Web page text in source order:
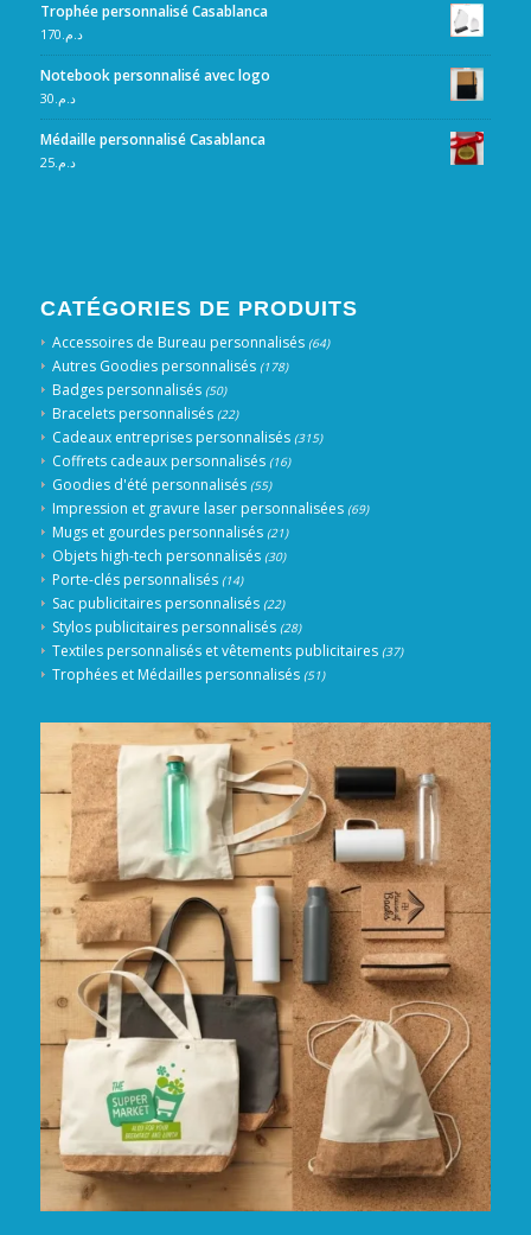
Trophée personnalisé Casablanca
د.م.170
Notebook personnalisé avec logo
د.م.30
Médaille personnalisé Casablanca
د.م.25
CATÉGORIES DE PRODUITS
Accessoires de Bureau personnalisés (64)
Autres Goodies personnalisés (178)
Badges personnalisés (50)
Bracelets personnalisés (22)
Cadeaux entreprises personnalisés (315)
Coffrets cadeaux personnalisés (16)
Goodies d'été personnalisés (55)
Impression et gravure laser personnalisées (69)
Mugs et gourdes personnalisés (21)
Objets high-tech personnalisés (30)
Porte-clés personnalisés (14)
Sac publicitaires personnalisés (22)
Stylos publicitaires personnalisés (28)
Textiles personnalisés et vêtements publicitaires (37)
Trophées et Médailles personnalisés (51)